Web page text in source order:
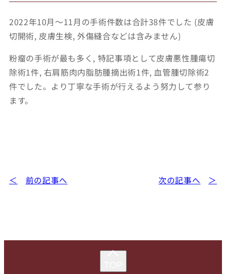
2022年10月～11月の手術件数は合計38件でした (皮膚
切開術, 皮膚生検, 外傷縫合などは含みません)
粉瘤の手術が最も多く, 特記事項として皮膚悪性腫瘍切
除術1件, 右肩筋肉内脂肪腫摘出術1件, 血管腫切除術2
件でした。より丁寧な手術が行えるよう努力して参り
ます。
前の記事へ 次の記事へ